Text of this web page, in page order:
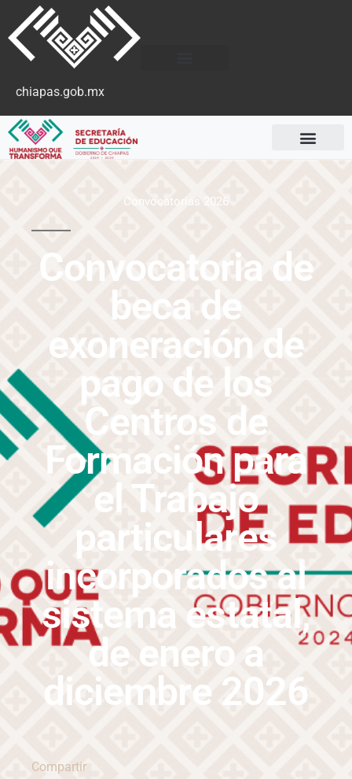
chiapas.gob.mx
Convocatorias 2026
Convocatoria de
beca de
exoneración de
pago de los
Centros de
Formación para
el Trabajo
particulares
incorporados al
sistema estatal,
de enero a
diciembre 2026
Compartir